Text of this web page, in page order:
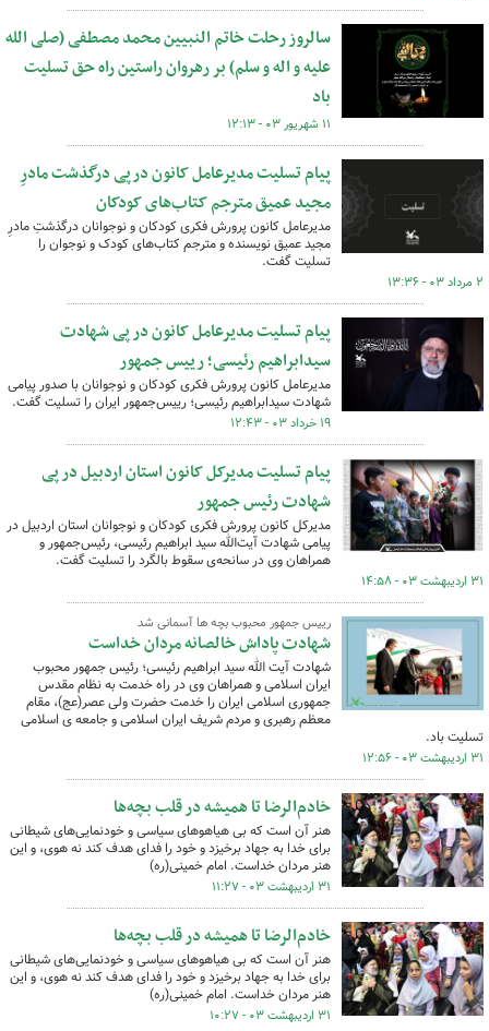
سالروز رحلت خاتم النبیین محمد مصطفی (صلی الله
علیه و اله و سلم) بر رهروان راستین راه حق تسلیت
باد
۱۱ شهریور ۰۳ - ۱۲:۱۳
پیام تسلیت مدیرعامل کانون درپی درگذشت مادرِ
مجید عمیق مترجم کتاب‌های کودکان
مدیرعامل کانون پرورش فکری کودکان و نوجوانان درگذشتِ مادرِ
مجید عمیق نویسنده و مترجم کتاب‌های کودک و نوجوان را
تسلیت گفت.
۲ مرداد ۰۳ - ۱۳:۳۶
پیام تسلیت مدیرعامل کانون در پی شهادت
سیدابراهیم رئیسی؛ رییس‌ جمهور
مدیرعامل کانون پرورش فکری کودکان و نوجوانان با صدور پیامی
شهادت سیدابراهیم رئیسی؛ رییس‌جمهور ایران را تسلیت گفت.
۱۹ خرداد ۰۳ - ۱۲:۴۳
پیام تسلیت مدیرکل کانون استان اردبیل در پی
شهادت رئیس جمهور
مدیرکل کانون پرورش فکری کودکان و نوجوانان استان اردبیل در
پیامی شهادت آیت‌الله سید ابراهیم رئیسی، رئیس‌جمهور و
همراهان وی در سانحه‌ی سقوط بالگرد را تسلیت گفت.
۳۱ اردیبهشت ۰۳ - ۱۴:۵۸
رییس جمهور محبوب بچه ها آسمانی شد
شهادت پاداش خالصانه مردان خداست
شهادت آیت‌ الله سید ابراهیم رئیسی؛ رئیس‌ جمهور محبوب
ایران اسلامی و همراهان وی در راه خدمت به نظام مقدس
جمهوری اسلامی ایران را خدمت حضرت ولی‌ عصر(عج)، مقام
معظم رهبری و مردم شریف ایران اسلامی و جامعه ی اسلامی
تسلیت باد.
۳۱ اردیبهشت ۰۳ - ۱۲:۵۶
خادم‌الرضا تا همیشه در قلب بچه‌ها
هنر آن است که بی‏ هیاهوهای سیاسی و خودنمایی‌های شیطانی
برای خدا به جهاد برخیزد و خود را فدای هدف کند نه هوی‏، و این
هنر مردان خداست. امام خمینی(ره)
۳۱ اردیبهشت ۰۳ - ۱۱:۲۷
خادم‌الرضا تا همیشه در قلب بچه‌ها
هنر آن است که بی‏ هیاهوهای سیاسی و خودنمایی‌های شیطانی
برای خدا به جهاد برخیزد و خود را فدای هدف کند نه هوی‏، و این
هنر مردان خداست. امام خمینی(ره)
۳۱ اردیبهشت ۰۳ - ۱۰:۲۷